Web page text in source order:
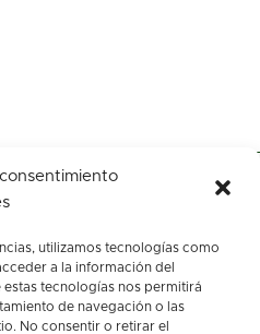
utilizamos tecnologías como
a la información del
tecnologías nos permitirá
de navegación o las
No consentir o retirar el